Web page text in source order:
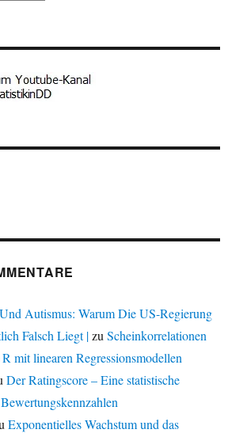
Autismus: Warum Die US-Regierung
Falsch Liegt |zuScheinkorrelationen
mit linearen Regressionsmodellen
Der Ratingscore – Eine statistische
Exponentielles Wachstum und das